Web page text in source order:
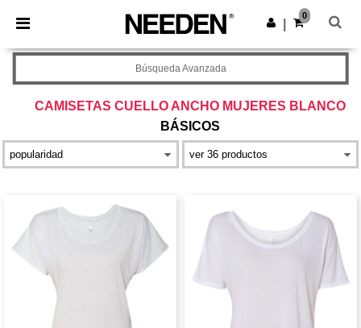
× App de Needen
¡Mejores precios en app!
Descargar app
0
CAMISETAS CUELLO ANCHO MUJERES BLANCO
BÁSICOS
Búsqueda Avanzada